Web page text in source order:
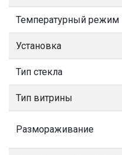
Температурный режим
Установка
Тип стекла
Тип витрины
Размораживание